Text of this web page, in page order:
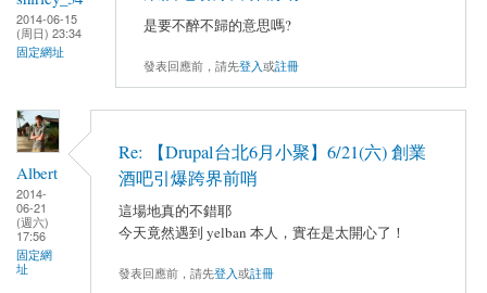
2014-06-15
(周日) 23:34
固定網址
是要不醉不歸的意思嗎?
發表回應前，請先登入或註冊
Albert
2014-
06-21
(週六)
17:56
固定網
址
Re: 【Drupal台北6月小聚】6/21(六) 創業
酒吧引爆跨界前哨
這場地真的不錯耶
今天竟然遇到 yelban 本人，實在是太開心了！
發表回應前，請先登入或註冊